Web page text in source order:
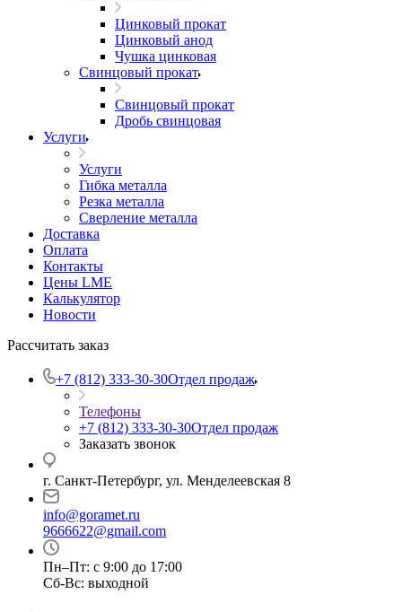
Цинковый прокат
Цинковый анод
Чушка цинковая
Свинцовый прокат
Свинцовый прокат
Дробь свинцовая
Услуги
Услуги
Гибка металла
Резка металла
Сверление металла
Доставка
Оплата
Контакты
Цены LME
Калькулятор
Новости
Рассчитать заказ
+7 (812) 333-30-30Отдел продаж
Телефоны
+7 (812) 333-30-30Отдел продаж
Заказать звонок
г. Санкт-Петербург, ул. Менделеевская 8
info@goramet.ru
9666622@gmail.com
Пн–Пт: с 9:00 до 17:00
Сб-Вс: выходной